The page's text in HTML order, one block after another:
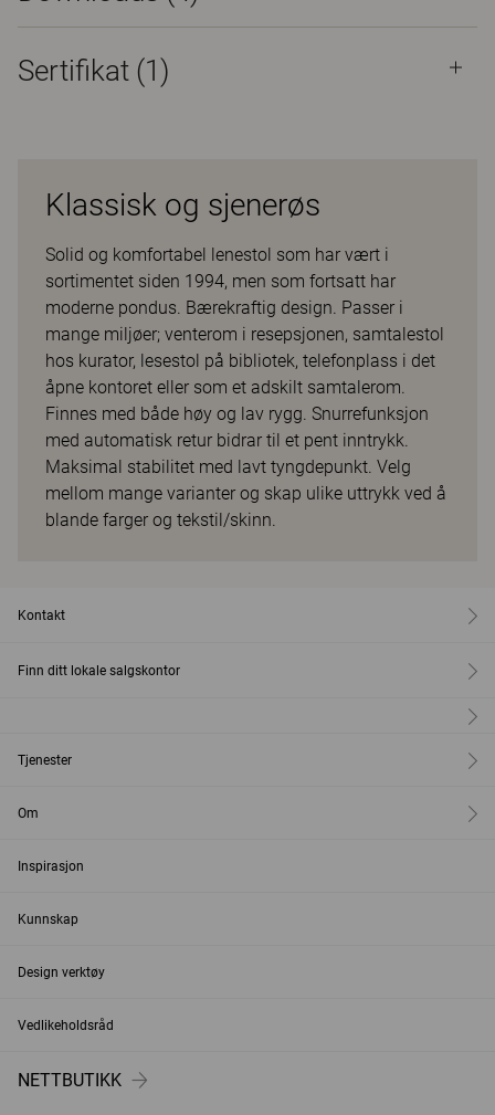
Sertifikat (1 )
Klassisk og sjenerøs
Solid og komfortabel lenestol som har vært i
sortimentet siden 1994, men som fortsatt har
moderne pondus. Bærekraftig design. Passer i
mange miljøer; venterom i resepsjonen, samtalestol
hos kurator, lesestol på bibliotek, telefonplass i det
åpne kontoret eller som et adskilt samtalerom.
Finnes med både høy og lav rygg. Snurrefunksjon
med automatisk retur bidrar til et pent inntrykk.
Maksimal stabilitet med lavt tyngdepunkt. Velg
mellom mange varianter og skap ulike uttrykk ved å
blande farger og tekstil/skinn.
Kontakt
Finn ditt lokale salgskontor
Tjenester
Om
Inspirasjon
Kunnskap
Design verktøy
Vedlikeholdsråd
NETTBUTIKK